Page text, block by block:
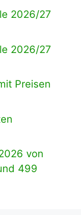
2026/27
2026/27
Preisen
von
499